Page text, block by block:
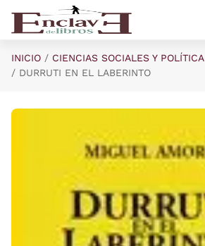
Saltar al contenido principal
INICIO CIENCIAS SOCIALES Y POLÍTICA
DURRUTI EN EL LABERINTO